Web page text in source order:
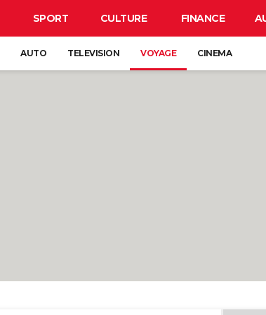
SPORT CULTURE FINANCE
AUTO TELEVISION VOYAGE CINEMA